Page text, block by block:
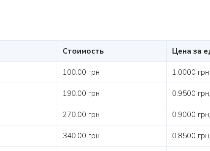
Стоимость Цена за
100.00 грн 1.0000 грн
190.00 грн 0.9500
270.00 грн 0.9000
340.00 грн 0.8500